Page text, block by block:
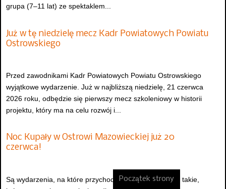
grupa (7–11 lat) ze spektaklem...
Już w tę niedzielę mecz Kadr Powiatowych Powiatu
Ostrowskiego
Przed zawodnikami Kadr Powiatowych Powiatu Ostrowskiego
wyjątkowe wydarzenie. Już w najbliższą niedzielę, 21 czerwca
2026 roku, odbędzie się pierwszy mecz szkoleniowy w historii
projektu, który ma na celu rozwój i...
Noc Kupały w Ostrowi Mazowieckiej już 20
czerwca!
Są wydarzenia, na które przychodzi się na chwilę, a są takie,
Początek strony